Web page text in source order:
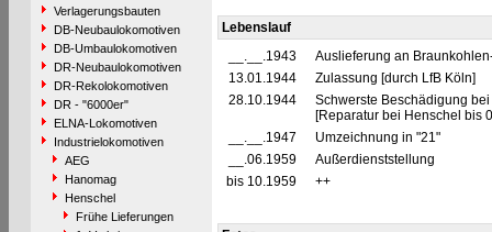
Verlagerungsbauten
DB-Neubaulokomotiven
DB-Umbaulokomotiven
DR-Neubaulokomotiven
DR-Rekolokomotiven
DR - "6000er"
ELNA-Lokomotiven
Industrielokomotiven
AEG
Hanomag
Henschel
Frühe Lieferungen
Lebenslauf
__.__.1943
Auslieferung an
13.01.1944
Zulassung [durch LfB Köln]
28.10.1944
Schwerste Beschädigung
[Reparatur bei Henschel bis
__.__.1947
Umzeichnung in "21"
__.06.1959
Außerdienststellung
bis 10.1959
++